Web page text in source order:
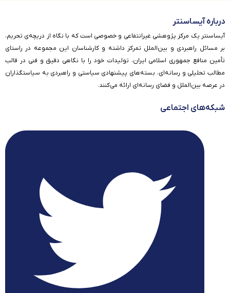
درباره آیساسنتر
آیساسنتر یک مرکز پژوهشی غیرانتفاعی و خصوصی است که با نگاه از دریچه‌ی تحریم،
بر مسائل راهبردی و بین‌الملل تمرکز داشته و کارشناسان این مجموعه در راستای
تأمین منافع جمهوری اسلامی ایران، تولیدات خود را با نگاهی دقیق و فنی در قالب
مطالب تحلیلی و رسانه‌ای، بسته‌های پیشنهادی سیاستی و راهبردی به سیاستگذاران
در عرصه بین‌الملل و فضای رسانه‌ای ارائه می‌کنند.
شبکه‌های اجتماعی